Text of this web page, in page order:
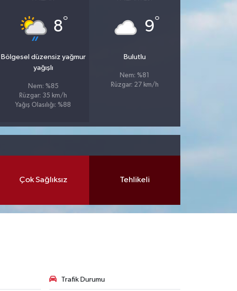
8°
Bölgesel düzensiz yağmur
yağışlı
Nem: %85
Rüzgar: 35 km/h
Yağış Olasılığı: %88
9°
Bulutlu
Nem: %81
Rüzgar: 27 km/h
Çok Sağlıksız Tehlikeli
Trafik Durumu